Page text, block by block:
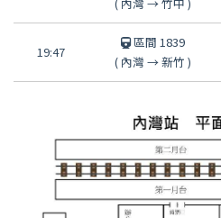
19:47
區間 1839
( 內灣 →新竹 )